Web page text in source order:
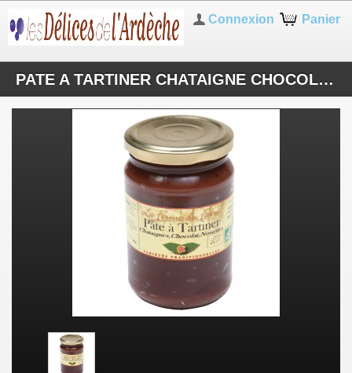
Panier
Connexion
PATE A TARTINER CHATAIGNE CHOCOLAT NOISETTE BIO